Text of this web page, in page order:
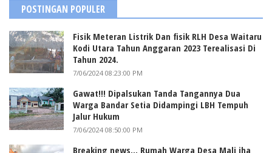
POSTINGAN POPULER
Fisik Meteran Listrik Dan fisik RLH Desa Waitaru
Kodi Utara Tahun Anggaran 2023 Terealisasi Di
Tahun 2024.
7/06/2024 08:23:00 PM
Gawat!!! Dipalsukan Tanda Tangannya Dua
Warga Bandar Setia Didampingi LBH Tempuh
Jalur Hukum
7/06/2024 08:50:00 PM
Breaking news... Rumah Warga Desa Mali iha